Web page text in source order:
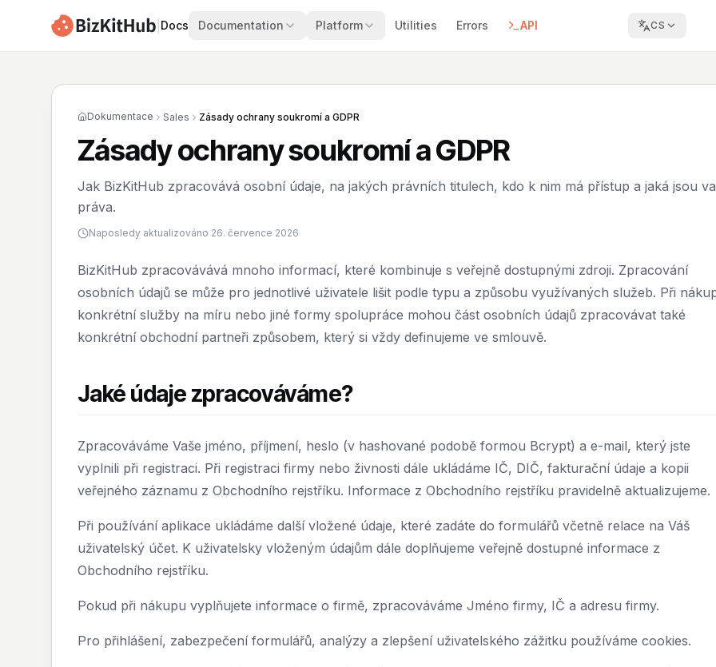
Docs Documentation Platform Utilities Errors API CS
Dokumentace Sales Zásady ochrany soukromí a GDPR
Zásady ochrany soukromí a GDPR
Jak BizKitHub zpracovává osobní údaje, na jakých právních titulech, kdo k nim má přístup a jaká jsou
práva.
Naposledy aktualizováno 26. července 2026
BizKitHub zpracovávává mnoho informací, které kombinuje s veřejně dostupnými zdroji. Zpracování
osobních údajů se může pro jednotlivé uživatele lišit podle typu a způsobu využívaných služeb. Při
konkrétní služby na míru nebo jiné formy spolupráce mohou část osobních údajů zpracovávat také
konkrétní obchodní partneři způsobem, který si vždy definujeme ve smlouvě.
Jaké údaje zpracováváme?
Zpracováváme Vaše jméno, příjmení, heslo (v hashované podobě formou Bcrypt) a e-mail, který jste
vyplnili při registraci. Při registraci firmy nebo živnosti dále ukládáme IČ, DIČ, fakturační údaje a kopii
veřejného záznamu z Obchodního rejstříku. Informace z Obchodního rejstříku pravidelně aktualizujeme.
Při používání aplikace ukládáme další vložené údaje, které zadáte do formulářů včetně relace na Váš
uživatelský účet. K uživatelsky vloženým údajům dále doplňujeme veřejně dostupné informace z
Obchodního rejstříku.
Pokud při nákupu vyplňujete informace o firmě, zpracováváme Jméno firmy, IČ a adresu firmy.
Pro přihlášení, zabezpečení formulářů, analýzy a zlepšení uživatelského zážitku používáme cookies.